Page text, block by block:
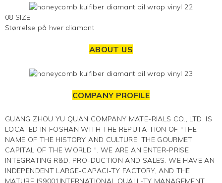
08 SIZE
Størrelse på hver diamant
ABOUT US
COMPANY PROFILE
GUANG ZHOU YU QUAN COMPANY MATE-RIALS CO., LTD. IS
LOCATED IN FOSHAN WITH THE REPUTA-TION OF "THE
NAME OF THE HISTORY AND CULTURE, THE GOURMET
CAPITAL OF THE WORLD ". WE ARE AN ENTER-PRISE
INTEGRATING R&D, PRO-DUCTION AND SALES. WE HAVE AN
INDEPENDENT LARGE-CAPACI-TY FACTORY, AND THE
MATURE IS9001INTERNATIONAL QUALL-TY MANAGEMENT